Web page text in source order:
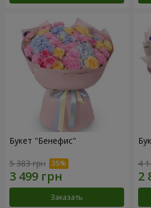
Букет "Бенефис"
5 383 грн
Заказать
4